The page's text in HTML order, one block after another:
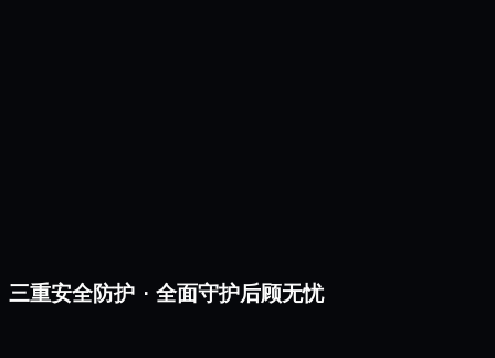
三重安全防护 · 全面守护后顾无忧